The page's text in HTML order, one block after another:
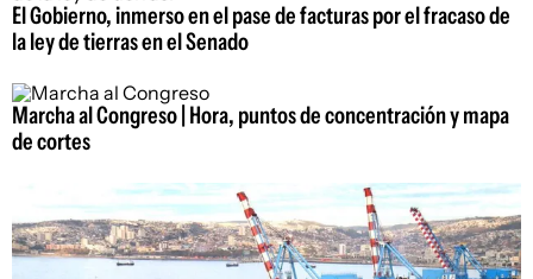
El Gobierno, inmerso en el pase de facturas por el fracaso de
la ley de tierras en el Senado
Marcha al Congreso | Hora, puntos de concentración y mapa
de cortes